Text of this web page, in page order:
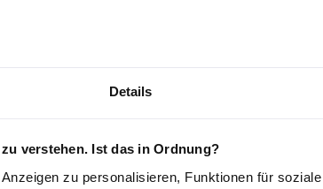
Details
verstehen. Ist das in Ordnung?
zu personalisieren, Funktionen für
siehst Hierarchien – von Server
z. B. mit
selbstständig durch den
sucht „Umsatzdaten“, findet
ist. Ohne